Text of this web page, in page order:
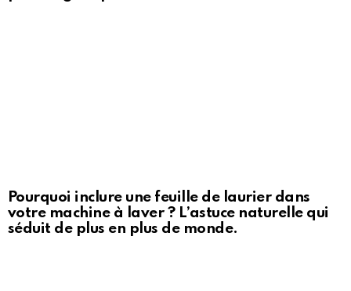
Pourquoi inclure une feuille de laurier dans
votre machine à laver ? L’astuce naturelle qui
séduit de plus en plus de monde.